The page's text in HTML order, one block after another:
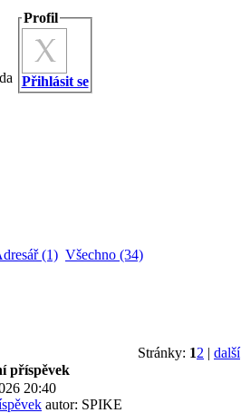
Profil
Přihlásit se
(1) Všechno (34)
Stránky: 12 | další
příspěvek
20:40
autor: SPIKE